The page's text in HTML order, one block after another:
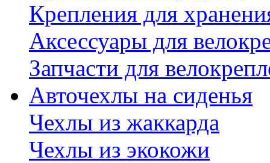
Крепления для
Аксессуары для
Запчасти для
Авточехлы на сиденья
Чехлы из жаккарда
Чехлы из экокожи